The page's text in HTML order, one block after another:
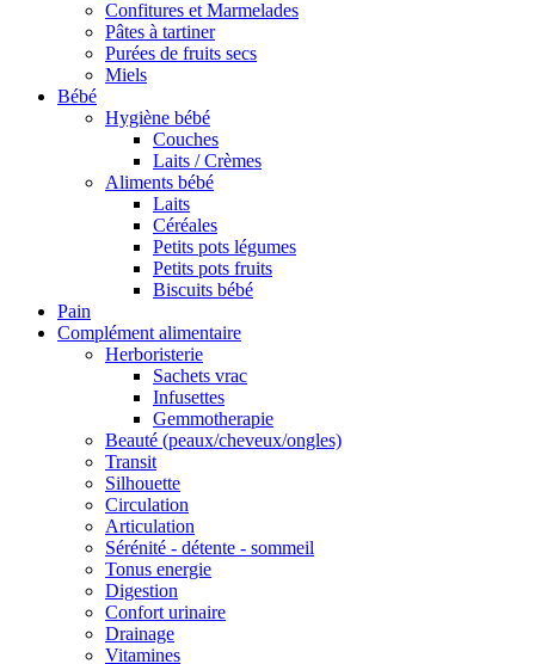
Confitures et Marmelades
Pâtes à tartiner
Purées de fruits secs
Miels
Bébé
Hygiène bébé
Couches
Laits / Crèmes
Aliments bébé
Laits
Céréales
Petits pots légumes
Petits pots fruits
Biscuits bébé
Pain
Complément alimentaire
Herboristerie
Sachets vrac
Infusettes
Gemmotherapie
Beauté (peaux/cheveux/ongles)
Transit
Silhouette
Circulation
Articulation
Sérénité - détente - sommeil
Tonus energie
Digestion
Confort urinaire
Drainage
Vitamines